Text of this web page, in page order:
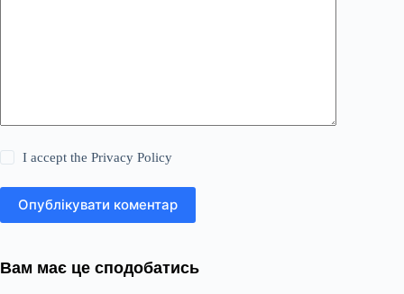
I accept thePrivacy Policy
Опублікувати коментар
Вам має це сподобатись